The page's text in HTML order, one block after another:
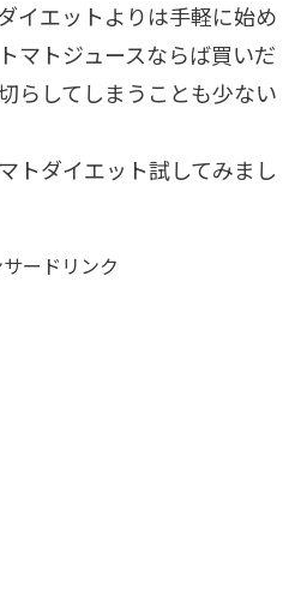
イエットよりは手軽に始め
マトジュースならば買いだ
らしてしまうことも少ない
トダイエット試してみまし
ードリンク